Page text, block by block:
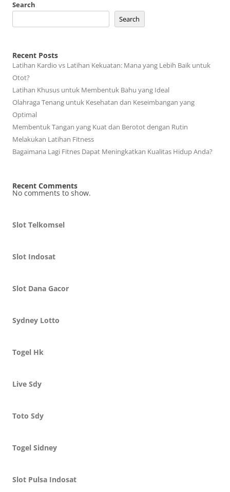
Search
Search
Recent Posts
Latihan Kardio vs Latihan Kekuatan: Mana yang Lebih Baik untuk
Otot?
Latihan Khusus untuk Membentuk Bahu yang Ideal
Olahraga Tenang untuk Kesehatan dan Keseimbangan yang
Optimal
Membentuk Tangan yang Kuat dan Berotot dengan Rutin
Melakukan Latihan Fitness
Bagaimana Lagi Fitnes Dapat Meningkatkan Kualitas Hidup Anda?
Recent Comments
No comments to show.
Slot Telkomsel
Slot Indosat
Slot Dana Gacor
Sydney Lotto
Togel Hk
Live Sdy
Toto Sdy
Togel Sidney
Slot Pulsa Indosat